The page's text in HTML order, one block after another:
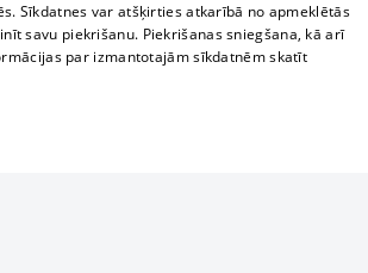
Sīkdatnes var atšķirties atkarībā no apmeklētās
savu piekrišanu. Piekrišanas sniegšana, kā arī
par izmantotajām sīkdatnēm skatīt